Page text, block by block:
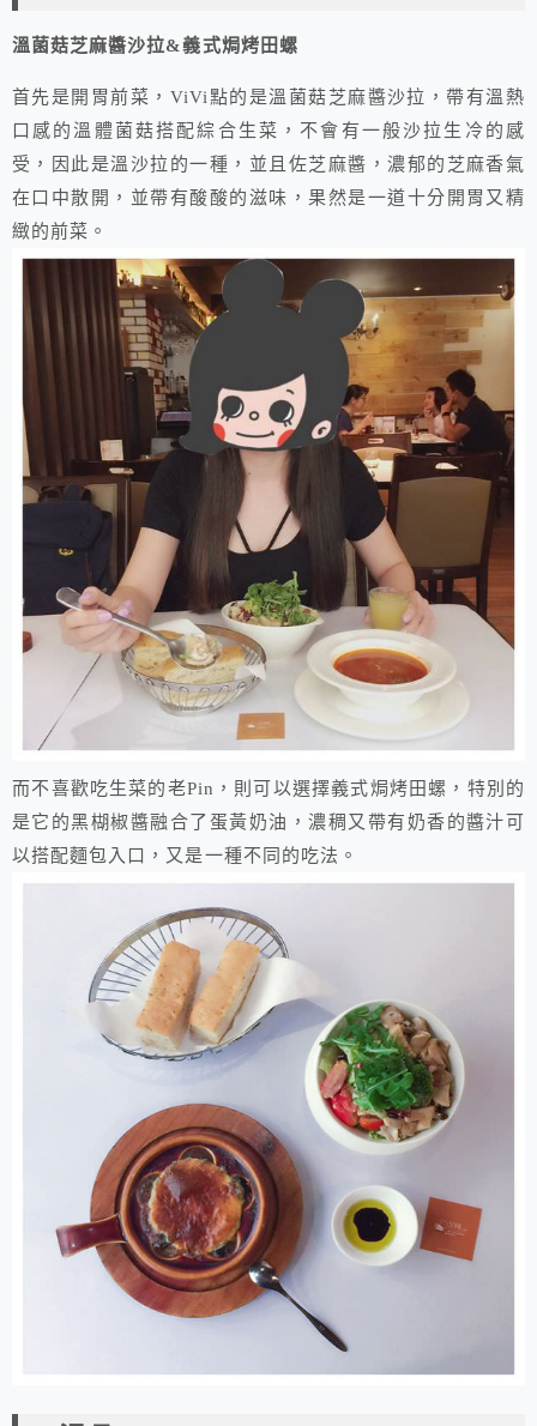
溫菌菇芝麻醬沙拉&義式焗烤田螺
首先是開胃前菜，ViVi點的是溫菌菇芝麻醬沙拉，帶有溫熱
口感的溫體菌菇搭配綜合生菜，不會有一般沙拉生冷的感
受，因此是溫沙拉的一種，並且佐芝麻醬，濃郁的芝麻香氣
在口中散開，並帶有酸酸的滋味，果然是一道十分開胃又精
緻的前菜。
​而不喜歡吃生菜的老Pin，則可以選擇義式焗烤田螺，特別的
是它的黑楜椒醬融合了蛋黃奶油，濃稠又帶有奶香的醬汁可
以搭配麵包入口，又是一種不同的吃法。